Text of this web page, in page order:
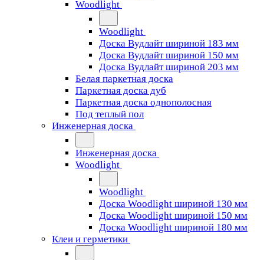
Woodlight
Woodlight
Доска Вудлайт шириной 183 мм
Доска Вудлайт шириной 150 мм
Доска Вудлайт шириной 203 мм
Белая паркетная доска
Паркетная доска дуб
Паркетная доска однополосная
Под теплый пол
Инженерная доска
Инженерная доска
Woodlight
Woodlight
Доска Woodlight шириной 130 мм
Доска Woodlight шириной 150 мм
Доска Woodlight шириной 180 мм
Клеи и герметики